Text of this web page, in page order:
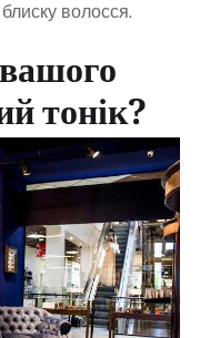
волосся.
тонік?